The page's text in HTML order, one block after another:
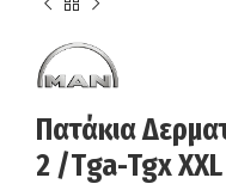
Πατάκια
2 /Τga-Tgx XXL